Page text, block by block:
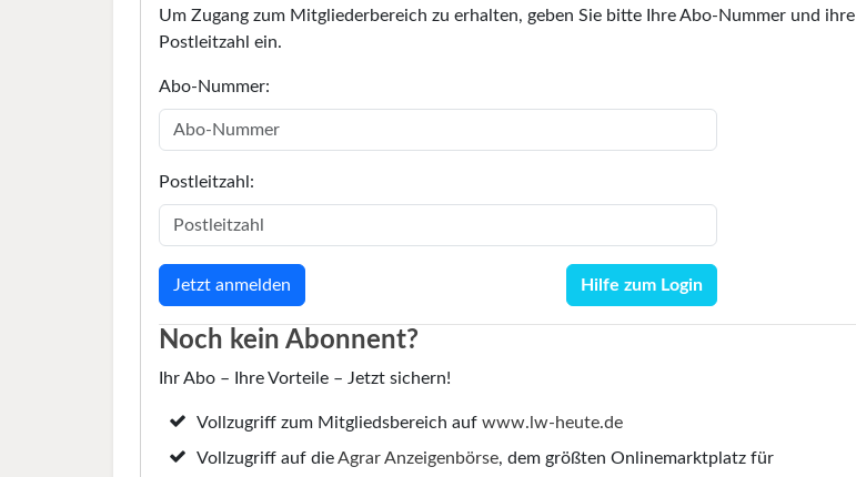
Um Zugang zum Mitgliederbereich zu erhalten, geben Sie bitte Ihre Abo-Nummer und ihre
Postleitzahl ein.
Abo-Nummer:
Postleitzahl:
Hilfe zum Login
Noch kein Abonnent?
Ihr Abo – Ihre Vorteile – Jetzt sichern!
Vollzugriff zum Mitgliedsbereich aufwww.lw-heute.de
Vollzugriff auf dieAgrar Anzeigenbörse, dem größten Onlinemarktplatz für